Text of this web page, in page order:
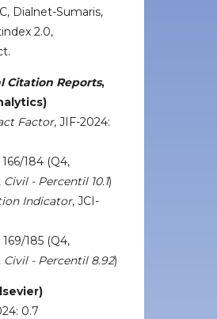
Dialnet-Sumaris,
2.0,
Citation Reports,
Factor, JIF-2024:
184 (Q4,
- Percentil 10.1)
Indicator, JCI-
185 (Q4,
Civil - Percentil 8.92)
0.7